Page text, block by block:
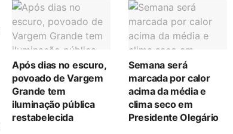
Após dias no escuro,
povoado de Vargem
Grande tem
iluminação pública
restabelecida
Semana será
marcada por calor
acima da média e
clima seco em
Presidente Olegário